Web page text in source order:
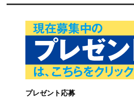
プレゼント応募